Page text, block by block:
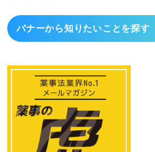
バナーから知りたいことを探す